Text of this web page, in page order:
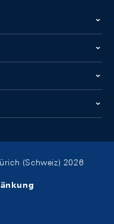
(Schweiz) 2026